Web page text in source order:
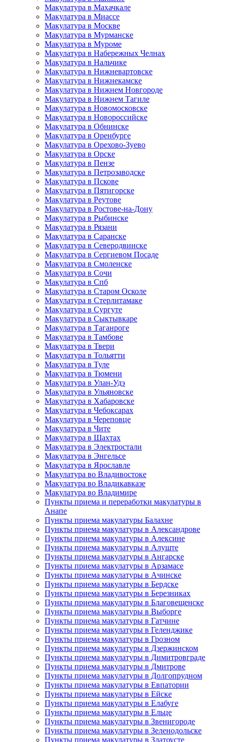
Макулатура в Махачкале
Макулатура в Миассе
Макулатура в Москве
Макулатура в Мурманске
Макулатура в Муроме
Макулатура в Набережных Челнах
Макулатура в Нальчике
Макулатура в Нижневартовске
Макулатура в Нижнекамске
Макулатура в Нижнем Новгороде
Макулатура в Нижнем Тагиле
Макулатура в Новомосковске
Макулатура в Новороссийске
Макулатура в Обнинске
Макулатура в Оренбурге
Макулатура в Орехово-Зуево
Макулатура в Орске
Макулатура в Пензе
Макулатура в Петрозаводске
Макулатура в Пскове
Макулатура в Пятигорске
Макулатура в Реутове
Макулатура в Ростове-на-Дону
Макулатура в Рыбинске
Макулатура в Рязани
Макулатура в Саранске
Макулатура в Северодвинске
Макулатура в Сергиевом Посаде
Макулатура в Смоленске
Макулатура в Сочи
Макулатура в Спб
Макулатура в Старом Осколе
Макулатура в Стерлитамаке
Макулатура в Сургуте
Макулатура в Сыктывкаре
Макулатура в Таганроге
Макулатура в Тамбове
Макулатура в Твери
Макулатура в Тольятти
Макулатура в Туле
Макулатура в Тюмени
Макулатура в Улан-Удэ
Макулатура в Ульяновске
Макулатура в Хабаровске
Макулатура в Чебоксарах
Макулатура в Череповце
Макулатура в Чите
Макулатура в Шахтах
Макулатура в Электростали
Макулатура в Энгельсе
Макулатура в Ярославле
Макулатура во Владивостоке
Макулатура во Владикавказе
Макулатура во Владимире
Пункты приема и переработки макулатуры в
Анапе
Пункты приема макулатуры Балахне
Пункты приема макулатуры в Александрове
Пункты приема макулатуры в Алексине
Пункты приема макулатуры в Алуште
Пункты приема макулатуры в Ангарске
Пункты приема макулатуры в Арзамасе
Пункты приема макулатуры в Ачинске
Пункты приема макулатуры в Бердске
Пункты приема макулатуры в Березниках
Пункты приема макулатуры в Благовещенске
Пункты приема макулатуры в Выборге
Пункты приема макулатуры в Гатчине
Пункты приема макулатуры в Геленджике
Пункты приема макулатуры в Грозном
Пункты приема макулатуры в Дзержинском
Пункты приема макулатуры в Димитровграде
Пункты приема макулатуры в Дмитрове
Пункты приема макулатуры в Долгопрудном
Пункты приема макулатуры в Евпатории
Пункты приема макулатуры в Ейске
Пункты приема макулатуры в Елабуге
Пункты приема макулатуры в Ельце
Пункты приема макулатуры в Звенигороде
Пункты приема макулатуры в Зеленодольске
Пункты приема макулатуры в Златоусте